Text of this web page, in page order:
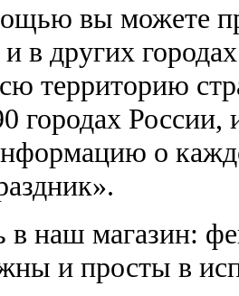
вы можете
в других
территорию
городах России,
о
наш магазин:
и просты в